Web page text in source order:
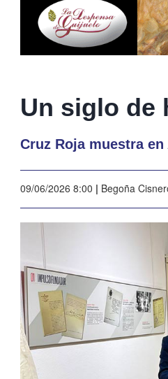
Un siglo de
Cruz Roja muestra
09/06/2026 8:00 | Begoña